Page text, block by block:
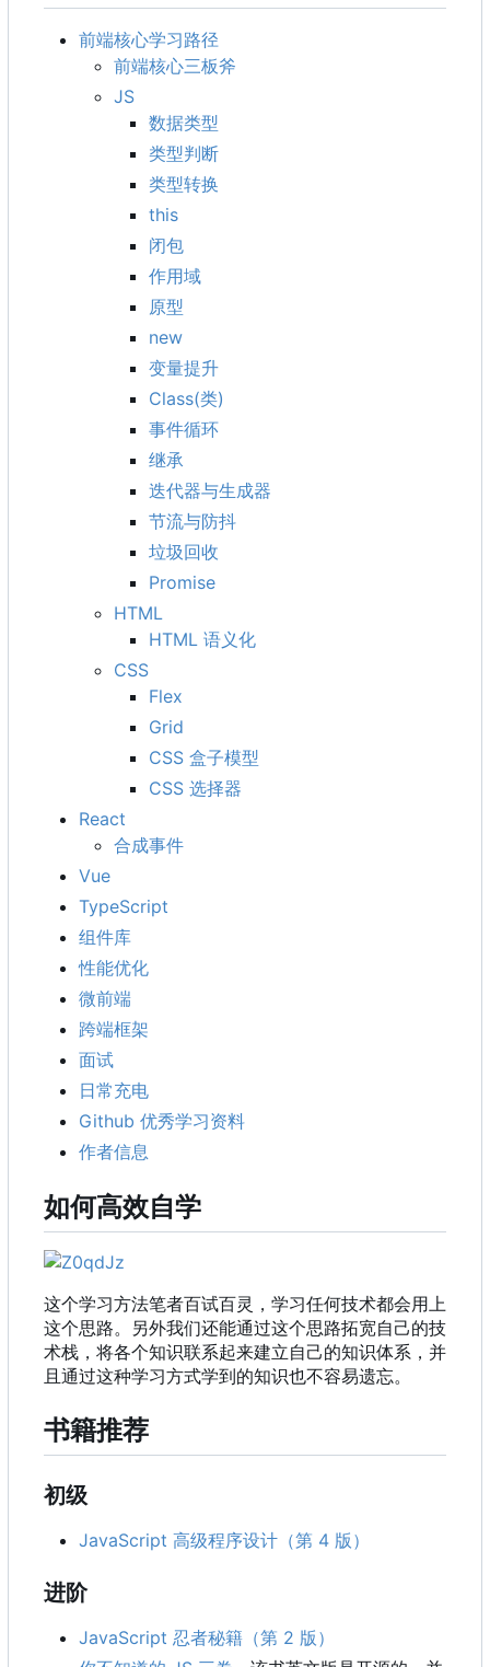
前端核心学习路径
前端核心三板斧
JS
数据类型
类型判断
类型转换
this
闭包
作用域
原型
new
变量提升
Class(类)
事件循环
继承
迭代器与生成器
节流与防抖
垃圾回收
Promise
HTML
HTML 语义化
CSS
Flex
Grid
CSS 盒子模型
CSS 选择器
React
合成事件
Vue
TypeScript
组件库
性能优化
微前端
跨端框架
面试
日常充电
Github 优秀学习资料
作者信息
如何高效自学
这个学习方法笔者百试百灵，学习任何技术都会用上
这个思路。另外我们还能通过这个思路拓宽自己的技
术栈，将各个知识联系起来建立自己的知识体系，并
且通过这种学习方式学到的知识也不容易遗忘。
书籍推荐
初级
JavaScript 高级程序设计（第 4 版）
进阶
JavaScript 忍者秘籍（第 2 版）